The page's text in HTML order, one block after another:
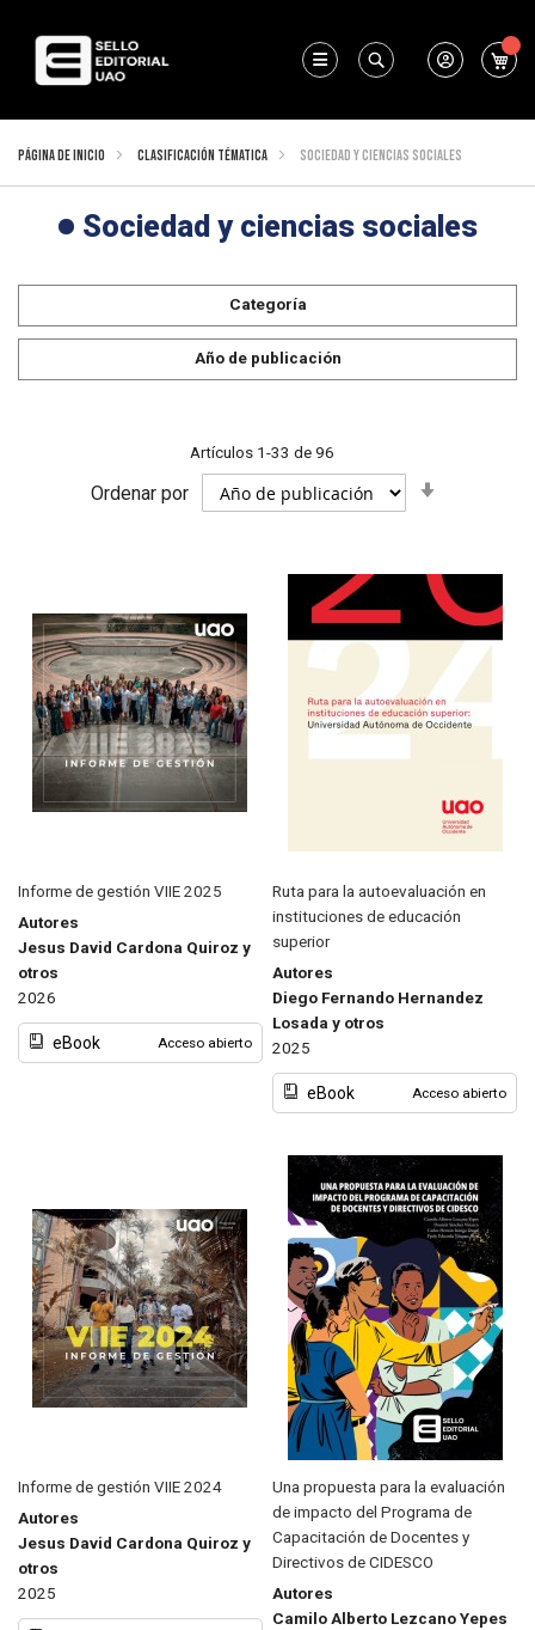
Buscar
Mi
Página de inicio Clasificación Tématica Sociedad y ciencias sociales
Sociedad y ciencias sociales
Artículos 1 -33 de 96
Ordenar por
Informe de gestión VIIE 2025
Autores
Jesus David Cardona Quiroz y
otros
2026
eBook Acceso abierto
Ruta para la autoevaluación en
instituciones de educación
superior
Autores
Diego Fernando Hernandez
Losada y otros
2025
eBook Acceso abierto
Informe de gestión VIIE 2024
Autores
Jesus David Cardona Quiroz y
otros
2025
Una propuesta para la evaluación
de impacto del Programa de
Capacitación de Docentes y
Directivos de CIDESCO
Autores
Camilo Alberto Lezcano Yepes
Categoría
Año de publicación